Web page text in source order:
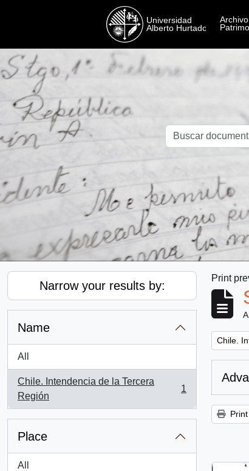
Narrow your results by:
Name
All
Chile. Intendencia de la Tercera
Región
, 1 results
1
Place
All
Print
Chile.